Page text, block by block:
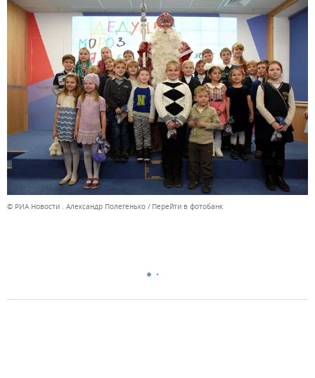
© РИА Новости . Александр Полегенько Перейти в фотобанк